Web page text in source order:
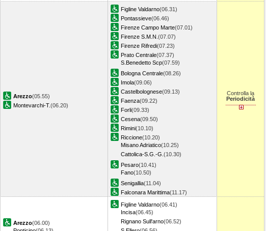
Arezzo(05.55)
Montevarchi-T.(06.20)
Figline Valdarno(06.31)
Pontassieve(06.46)
Firenze Campo Marte(07.01)
Firenze S.M.N. (07.07)
Firenze Rifredi(07.23)
Prato Centrale(07.37)
S.Benedetto Scp(07.59)
Bologna Centrale(08.26)
Imola(09.06)
Castelbolognese(09.13)
Faenza(09.22)
Forli(09.33)
Cesena(09.50)
Rimini(10.10)
Riccione(10.20)
Misano Adriatico(10.25)
Cattolica-S.G.-G. (10.30)
Pesaro(10.41)
Fano(10.50)
Senigallia(11.04)
Falconara Marittima(11.17)
Controlla la
Periodicità
Arezzo(06.00)
Figline Valdarno(06.41)
Incisa(06.45)
Rignano Sull'arno(06.52)